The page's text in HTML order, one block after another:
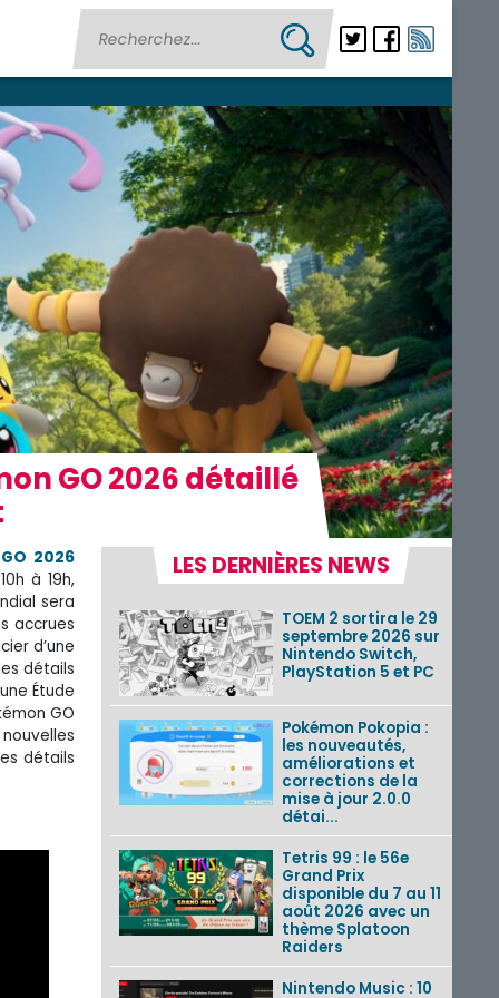
GO 2026 détaillé
2026
à 19h,
sera
accrues
d’une
détails
Étude
GO
détails
LES DERNIÈRES NEWS
TOEM 2 sortira le 29
septembre 2026 sur
Nintendo Switch,
PlayStation 5 et PC
Pokémon Pokopia :
les nouveautés,
améliorations et
corrections de la
mise à jour 2.0.0
détai...
Tetris 99 : le 56e
Grand Prix
disponible du 7 au 11
août 2026 avec un
thème Splatoon
Raiders
Nintendo Music : 10